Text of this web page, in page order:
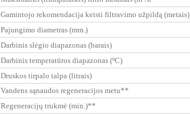
Gamintojo rekomendacija keisti filtravimo užpildą (metais)
Pajungimo diametras (mm.)
Darbinis slėgio diapazonas (barais)
Darbinis temperatūros diapazonas (ºC)
Druskos tirpalo talpa (litrais)
Vandens sąnaudos regeneracijos metu**
Regeneracijų trukmė (min.)**